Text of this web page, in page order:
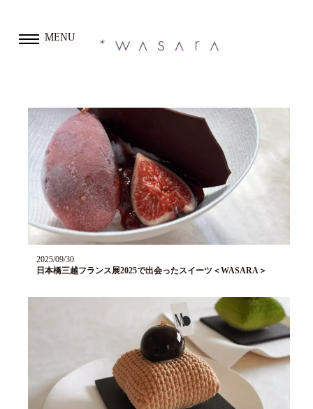
MENU
2025/09/30
日本橋三越フランス展2025で出会ったスイーツ＜WASARA＞